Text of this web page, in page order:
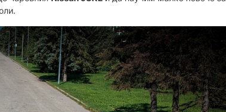
Вече 18 години сме на медийния пазар!
Абонирай се за седмичния нюзлетер на твоят
БИЗНЕС и ще получаваш избрани авторски